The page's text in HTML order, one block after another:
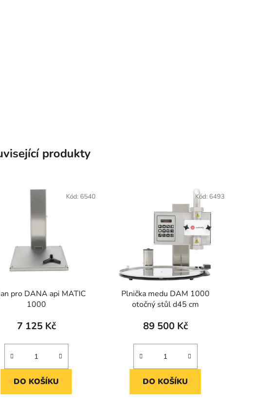
produkty
pro DANA api MATIC
1000
7 125 Kč
DO KOŠÍKU
Kód: 6540
Plnička medu DAM 1000
otočný stůl d45 cm
89 500 Kč
DO KOŠÍKU
Kód: 6493